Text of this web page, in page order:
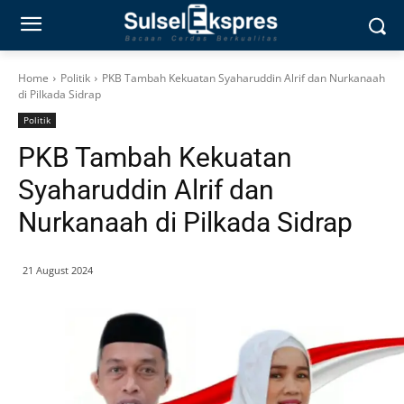
Home Politik
PKB Tambah Kekuatan Syaharuddin Alrif dan Nurkanaah
di Pilkada Sidrap
Politik
PKB Tambah Kekuatan
Syaharuddin Alrif dan
Nurkanaah di Pilkada Sidrap
21 August 2024